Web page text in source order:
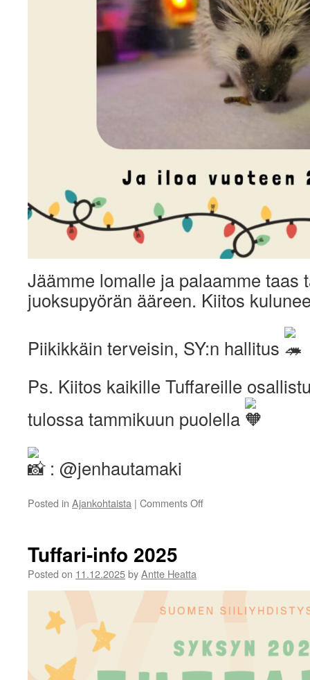
Jäämme lomalle ja palaamme taas
juoksupyörän ääreen. Kiitos
Piikikkäin terveisin, SY:n hallitus
Ps. Kiitos kaikille Tuffareille
tulossa tammikuun puolella
: @jenhautamaki
Posted in Ajankohtaista | Comments Offon
Tuffari-info 2025
Posted on 11.12.2025byAntte Heatta